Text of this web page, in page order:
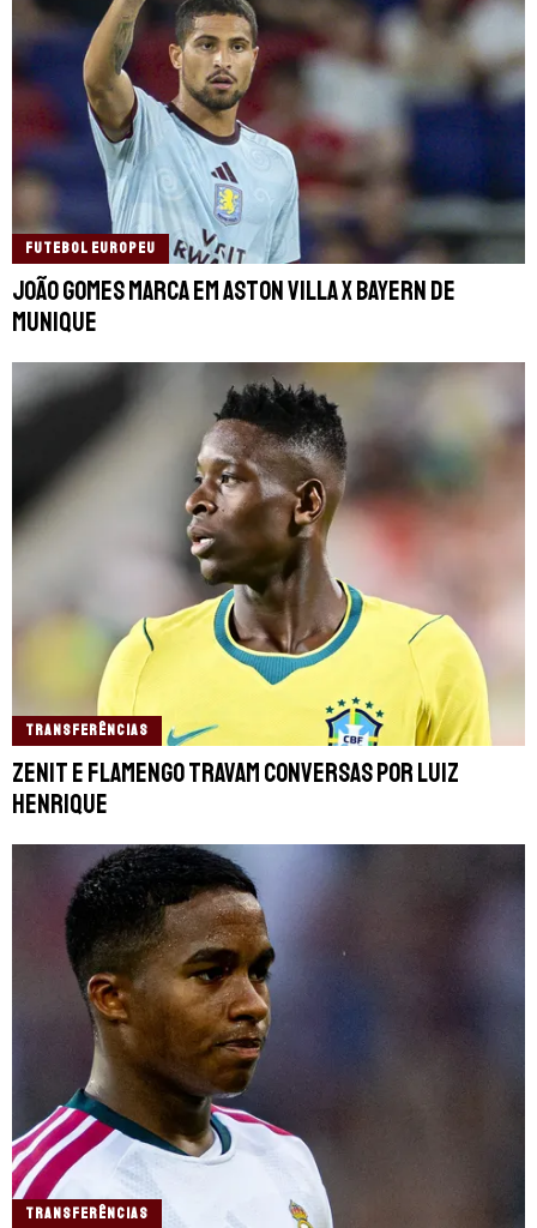
FUTEBOL EUROPEU
João Gomes marca em Aston Villa x Bayern de
Munique
TRANSFERÊNCIAS
Zenit e Flamengo travam conversas por Luiz
Henrique
TRANSFERÊNCIAS